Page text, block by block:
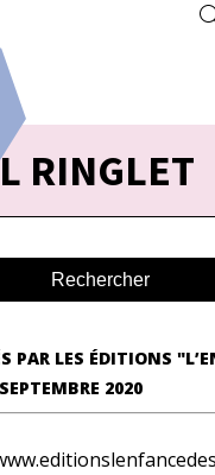
RINGLET
PAR LES ÉDITIONS
2020